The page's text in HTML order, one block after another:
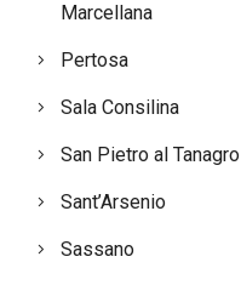
Marcellana
Pertosa
Sala Consilina
San Pietro al Tanagro
Sant’Arsenio
Sassano